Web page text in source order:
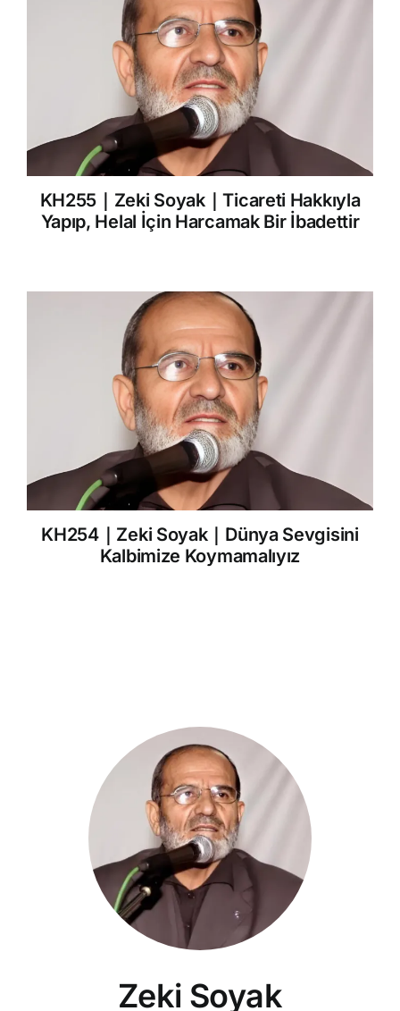
KH255｜Zeki Soyak｜Ticareti Hakkıyla
Yapıp, Helal İçin Harcamak Bir İbadettir
KH254｜Zeki Soyak｜Dünya Sevgisini
Kalbimize Koymamalıyız
Zeki Soyak